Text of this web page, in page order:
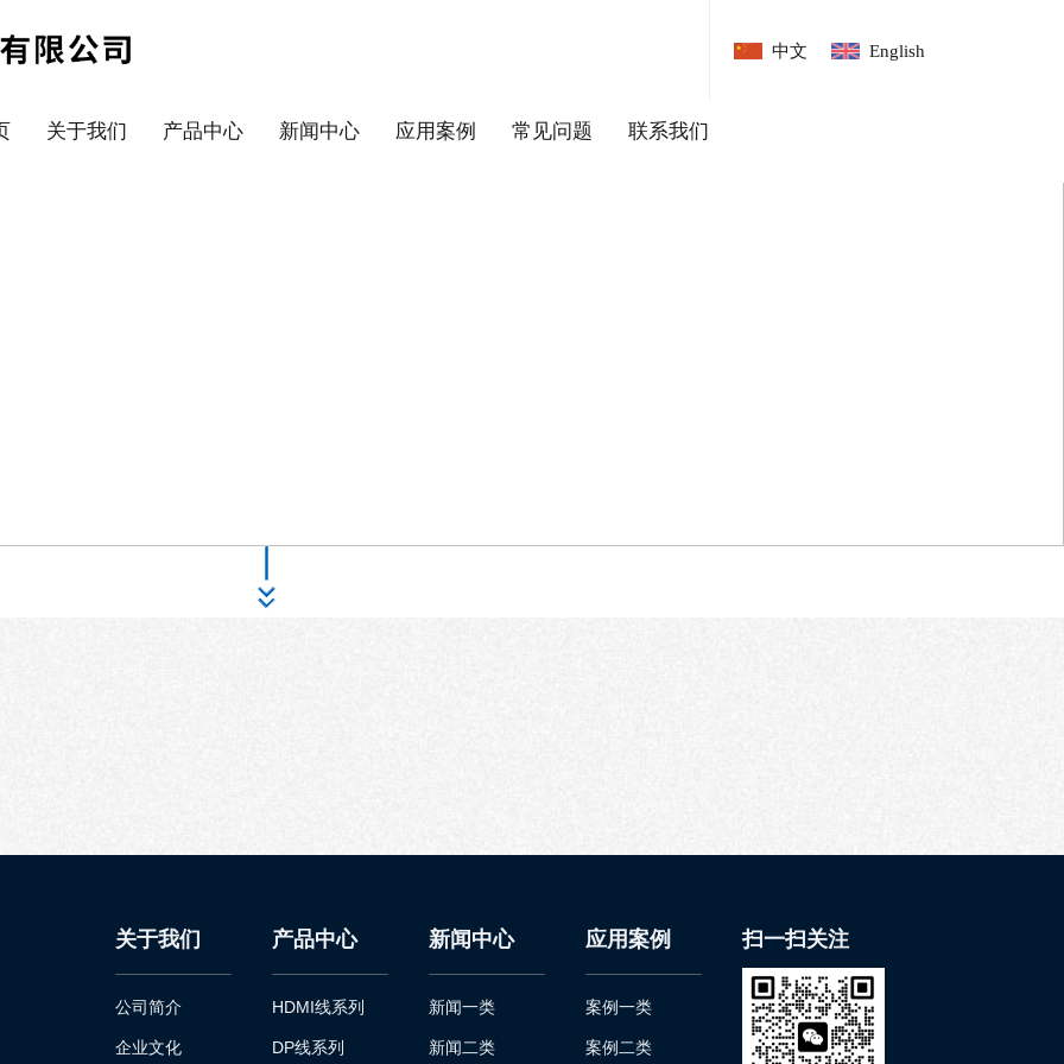
中文 English
关于我们 产品中心 新闻中心 应用案例 常见问题 联系我们
关于我们
公司简介
企业文化
产品中心
HDMI线系列
DP线系列
新闻中心
新闻一类
新闻二类
应用案例
案例一类
案例二类
扫一扫关注